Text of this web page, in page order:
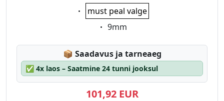
Eigenschaft:
must peal valge
Eigenschaft:
9mm
📦 Lagerstatus:
Saadavus ja tarneaeg
✅ 4x laos – Saatmine 24 tunni jooksul
101,92 EUR